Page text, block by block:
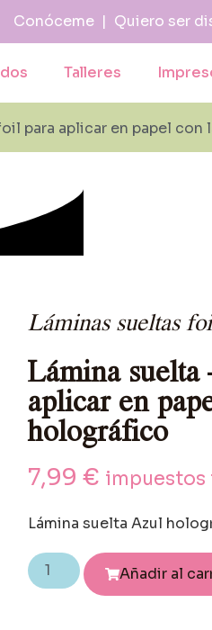
Conóceme | Quiero ser
Talleres
para aplicar en papel
Láminas sueltas
Lámina
aplicar en
holográfico
7,99 € impuestos
Lámina suelta Azul
Añadir al